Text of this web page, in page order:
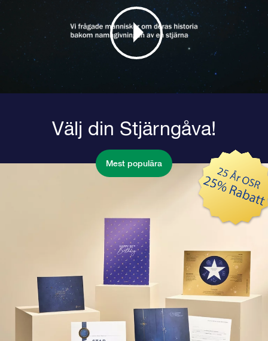
Välj din Stjärngåva!
Mest populära